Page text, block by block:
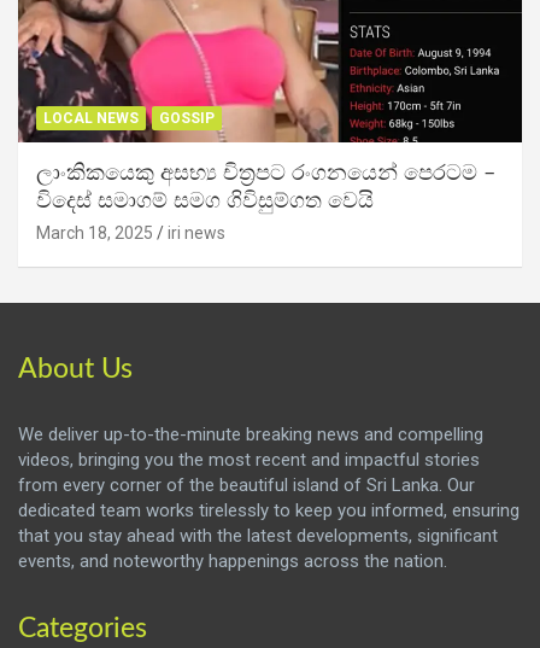
LOCAL NEWS GOSSIP
ලාංකිකයෙකු අසභ්‍ය චිත්‍රපට රංගනයෙන් පෙරටම –
විදෙස් සමාගම් සමග ගිවිසුම්ගත වෙයි
March 18, 2025 iri news
About Us
We deliver up-to-the-minute breaking news and compelling
videos, bringing you the most recent and impactful stories
from every corner of the beautiful island of Sri Lanka. Our
dedicated team works tirelessly to keep you informed, ensuring
that you stay ahead with the latest developments, significant
events, and noteworthy happenings across the nation.
Categories